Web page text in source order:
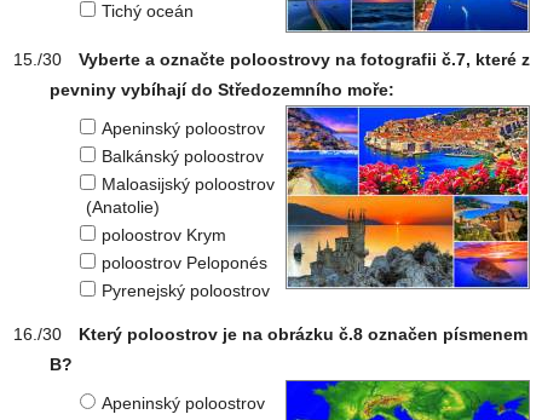
Tichý oceán
Vyberte a označte poloostrovy na fotografii č.7, které z
pevniny vybíhají do Středozemního moře:
Apeninský poloostrov
Balkánský poloostrov
Maloasijský poloostrov
(Anatolie)
poloostrov Krym
poloostrov Peloponés
Pyrenejský poloostrov
Který poloostrov je na obrázku č.8 označen písmenem
B?
Apeninský poloostrov